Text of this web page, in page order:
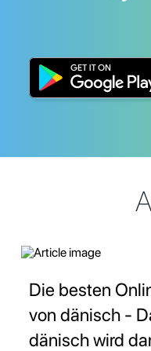
Die besten
von dänisch -
dänisch wird